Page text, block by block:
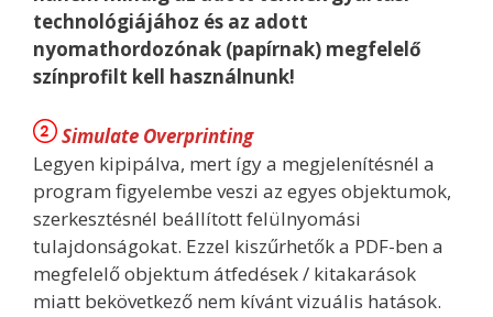
technológiájához és az adott
nyomathordozónak (papírnak) megfelelő
színprofilt kell használnunk!
Simulate Overprinting
Legyen kipipálva, mert így a megjelenítésnél a
program figyelembe veszi az egyes objektumok,
szerkesztésnél beállított felülnyomási
tulajdonságokat. Ezzel kiszűrhetők a PDF-ben a
megfelelő objektum átfedések / kitakarások
miatt bekövetkező nem kívánt vizuális hatások.